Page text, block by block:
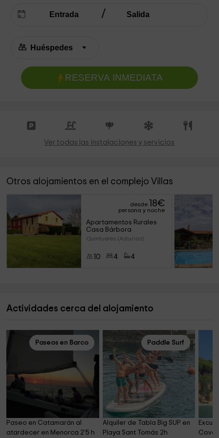
RESERVA INMEDIATA
Ver todas las instalaciones y servicios
Otros alojamientos en el complejo Villas
desde 18€
persona y noche
Apartamentos Rurales
Casa Bárbora
Quintueles (Asturias)
10 4 4
Actividades cerca del alojamiento
Paseos en Barco
Paseo en Catamarán al
atardecer en Menorca 2'5 h
Paddle Surf
Alquiler de Tabla Big SUP en
Playa Sant Tomás 2h